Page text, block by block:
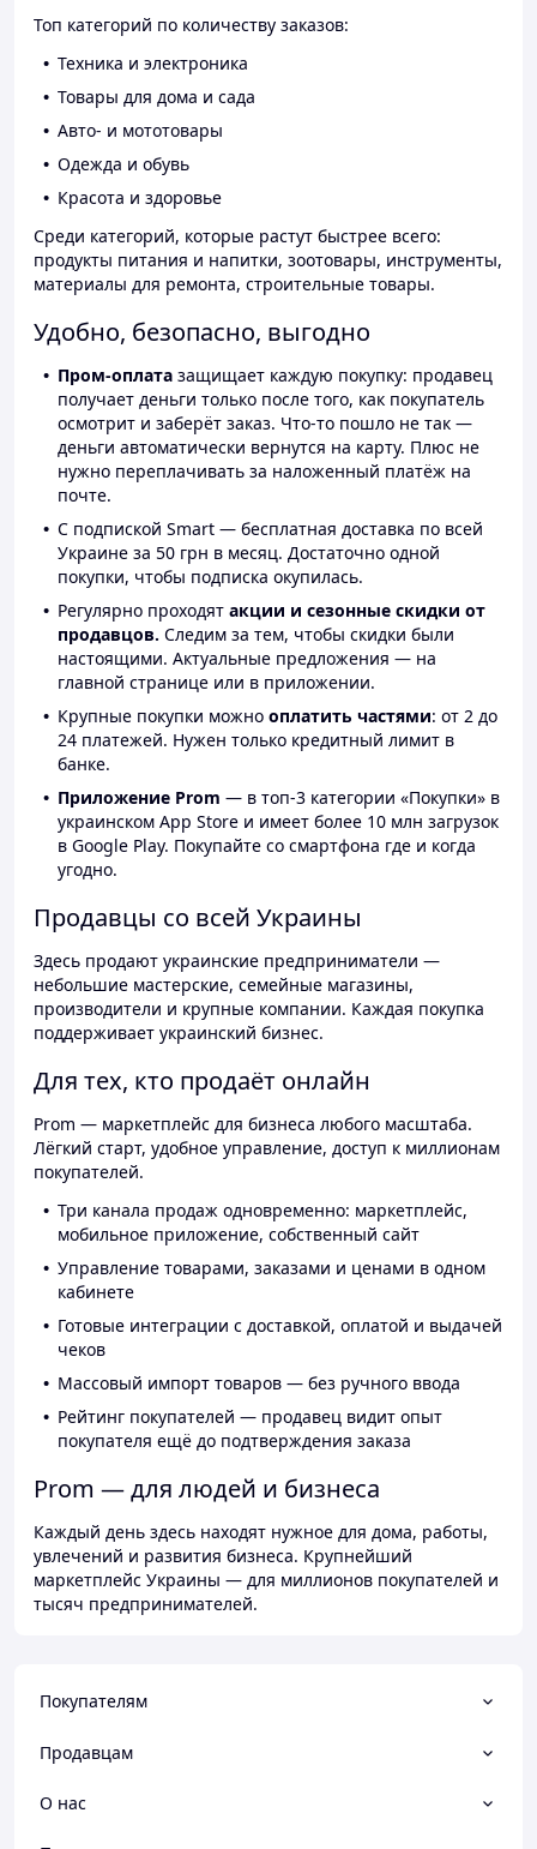
Топ категорий по количеству заказов:
Техника и электроника
Товары для дома и сада
Авто- и мототовары
Одежда и обувь
Красота и здоровье
Среди категорий, которые растут быстрее всего:
продукты питания и напитки, зоотовары, инструменты,
материалы для ремонта, строительные товары.
Удобно, безопасно, выгодно
Пром-оплата защищает каждую покупку: продавец
получает деньги только после того, как покупатель
осмотрит и заберёт заказ. Что-то пошло не так —
деньги автоматически вернутся на карту. Плюс не
нужно переплачивать за наложенный платёж на
почте.
С подпиской Smart — бесплатная доставка по всей
Украине за 50 грн в месяц. Достаточно одной
покупки, чтобы подписка окупилась.
Регулярно проходят акции и сезонные скидки от
продавцов. Следим за тем, чтобы скидки были
настоящими. Актуальные предложения — на
главной странице или в приложении.
Крупные покупки можно оплатить частями: от 2 до
24 платежей. Нужен только кредитный лимит в
банке.
Приложение Prom — в топ-3 категории «Покупки» в
украинском App Store и имеет более 10 млн загрузок
в Google Play. Покупайте со смартфона где и когда
угодно.
Продавцы со всей Украины
Здесь продают украинские предприниматели —
небольшие мастерские, семейные магазины,
производители и крупные компании. Каждая покупка
поддерживает украинский бизнес.
Для тех, кто продаёт онлайн
Prom — маркетплейс для бизнеса любого масштаба.
Лёгкий старт, удобное управление, доступ к миллионам
покупателей.
Три канала продаж одновременно: маркетплейс,
мобильное приложение, собственный сайт
Управление товарами, заказами и ценами в одном
кабинете
Готовые интеграции с доставкой, оплатой и выдачей
чеков
Массовый импорт товаров — без ручного ввода
Рейтинг покупателей — продавец видит опыт
покупателя ещё до подтверждения заказа
Prom — для людей и бизнеса
Каждый день здесь находят нужное для дома, работы,
увлечений и развития бизнеса. Крупнейший
маркетплейс Украины — для миллионов покупателей и
тысяч предпринимателей.
Покупателям
Продавцам
О нас